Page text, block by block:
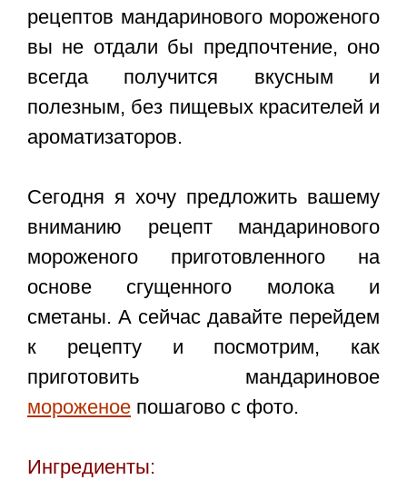
рецептов мандаринового мороженого
вы не отдали бы предпочтение, оно
всегда получится вкусным и
полезным, без пищевых красителей и
ароматизаторов.
Сегодня я хочу предложить вашему
вниманию рецепт мандаринового
мороженого приготовленного на
основе сгущенного молока и
сметаны. А сейчас давайте перейдем
к рецепту и посмотрим, как
приготовить мандариновое
мороженое пошагово с фото.
Ингредиенты: